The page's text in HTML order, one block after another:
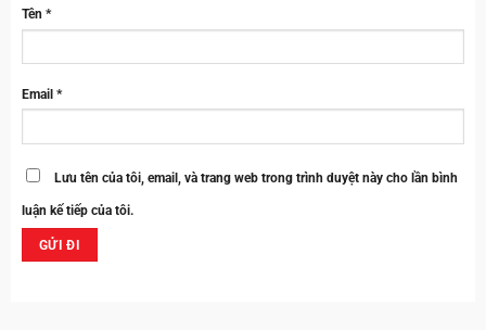
Tên *
Email *
Lưu tên của tôi, email, và trang web trong trình duyệt này cho lần bình
luận kế tiếp của tôi.